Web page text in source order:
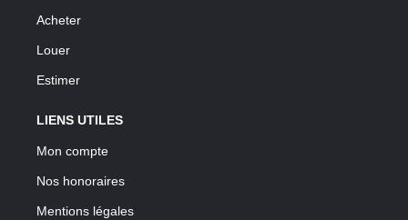
Acheter
Louer
Estimer
LIENS UTILES
Mon compte
Nos honoraires
Mentions légales